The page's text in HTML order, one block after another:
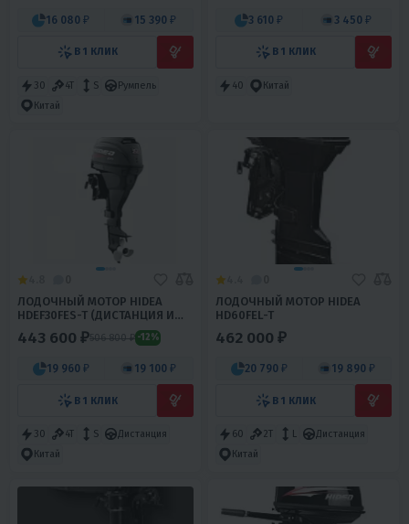
16 080 ₽ 15 390 ₽
В 1 КЛИК
30 4T S
Румпель
Китай
3 610 ₽ 3 450 ₽
В 1 КЛИК
40 Китай
ЛОДОЧНЫЙ МОТОР HIDEA
HDEF30FES-T (ДИСТАНЦИЯ И
ГИДРОПОДЪЕМ)
443 600 ₽506 800 ₽ -12%
19 960 ₽ 19 100 ₽
В 1 КЛИК
30 4T S
Дистанция
Китай
ЛОДОЧНЫЙ МОТОР HIDEA
HD60FEL-T
462 000 ₽
20 790 ₽ 19 890 ₽
В 1 КЛИК
60 2T L
Дистанция
Китай